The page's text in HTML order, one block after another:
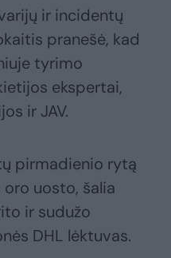
ir incidentų
pranešė, kad
tyrimo
ekspertai,
ir JAV.
pirmadienio rytą
uosto, šalia
ir sudužo
DHL lėktuvas.